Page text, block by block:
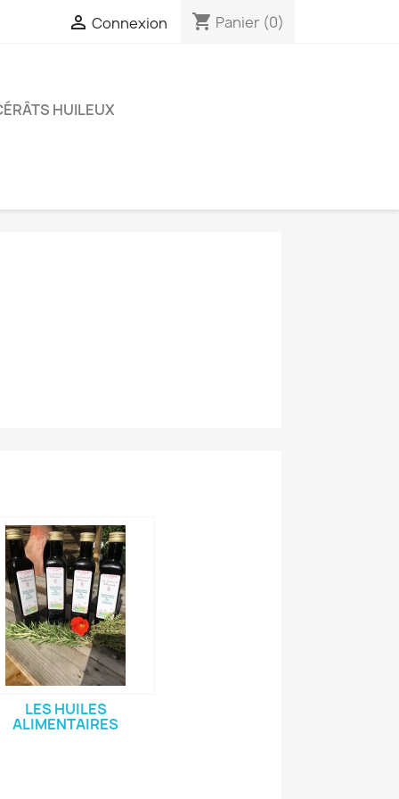
 Connexion shopping_cart Panier (0)
HUILEUX
LES HUILES
ALIMENTAIRES